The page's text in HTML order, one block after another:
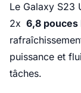
Le Galaxy S23
2x 6,8 pouces
puissance et
tâches.